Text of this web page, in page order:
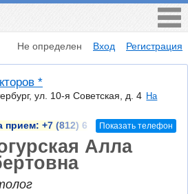
Не определен Вход Регистрация
*
ул. 10-я Советская, д. 4 На
прием: +7 (812) 6 Показать телефон
Алла